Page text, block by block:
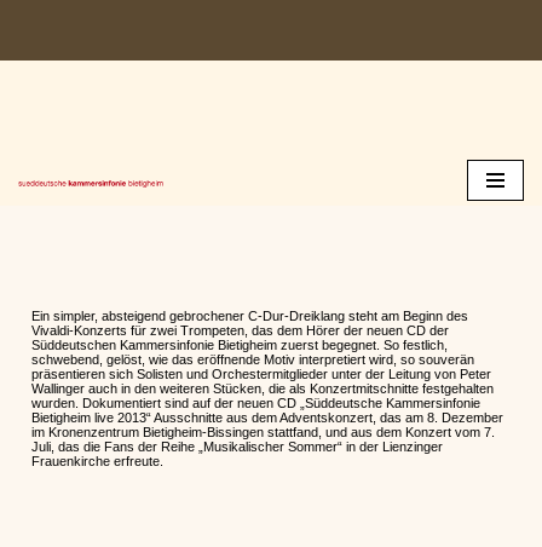
Zum
Ein simpler, absteigend gebrochener C-Dur-Dreiklang steht am Beginn des
Vivaldi-Konzerts für zwei Trompeten, das dem Hörer der neuen CD der
Süddeutschen Kammersinfonie Bietigheim zuerst begegnet. So festlich,
schwebend, gelöst, wie das eröffnende Motiv interpretiert wird, so souverän
präsentieren sich Solisten und Orchestermitglieder unter der Leitung von Peter
Wallinger auch in den weiteren Stücken, die als Konzertmitschnitte festgehalten
wurden. Dokumentiert sind auf der neuen CD „Süddeutsche Kammersinfonie
Bietigheim live 2013“ Ausschnitte aus dem Adventskonzert, das am 8. Dezember
im Kronenzentrum Bietigheim-Bissingen stattfand, und aus dem Konzert vom 7.
Juli, das die Fans der Reihe „Musikalischer Sommer“ in der Lienzinger
Frauenkirche erfreute.